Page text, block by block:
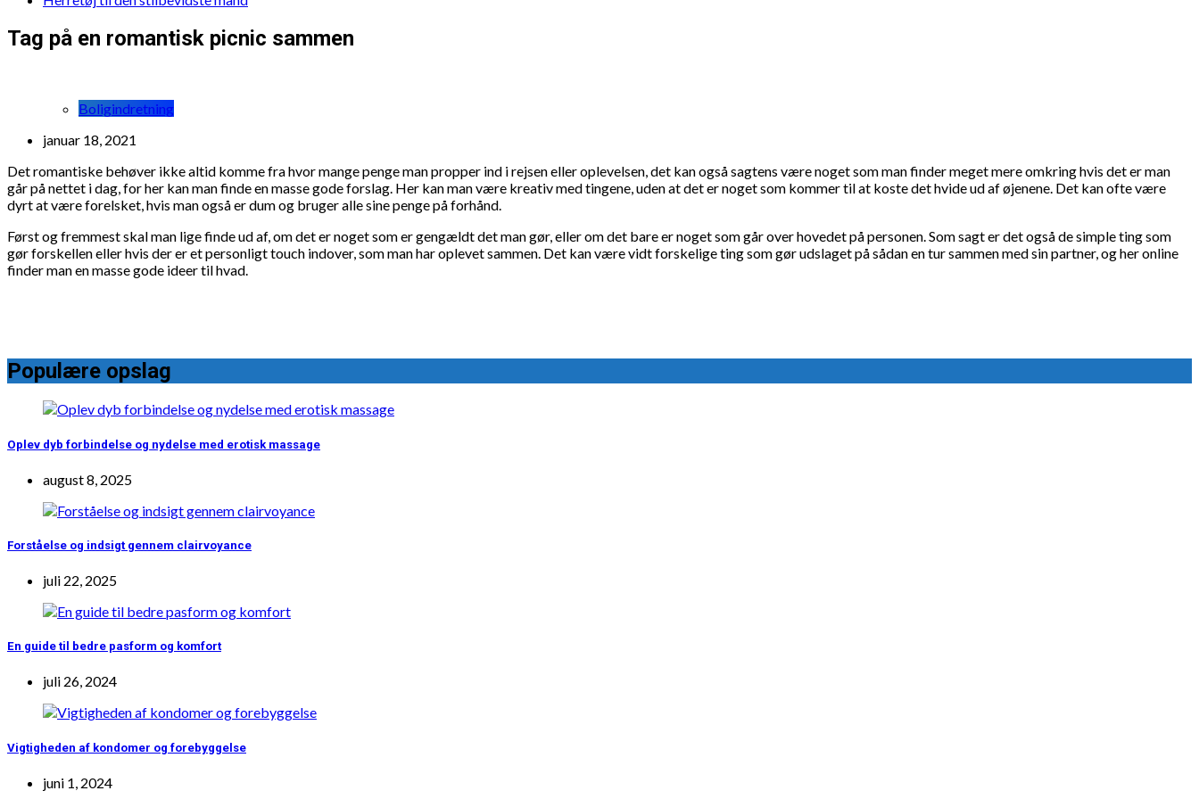
Tag på en romantisk picnic sammen
Boligindretning
januar 18, 2021
Det romantiske behøver ikke altid komme fra hvor mange penge man propper ind i rejsen eller oplevelsen, det kan også sagtens være noget som man finder meget mere omkring hvis det er man
går på nettet i dag, for her kan man finde en masse gode forslag. Her kan man være kreativ med tingene, uden at det er noget som kommer til at koste det hvide ud af øjenene. Det kan ofte være
dyrt at være forelsket, hvis man også er dum og bruger alle sine penge på forhånd.
Først og fremmest skal man lige finde ud af, om det er noget som er gengældt det man gør, eller om det bare er noget som går over hovedet på personen. Som sagt er det også de simple ting som
gør forskellen eller hvis der er et personligt touch indover, som man har oplevet sammen. Det kan være vidt forskelige ting som gør udslaget på sådan en tur sammen med sin partner, og her online
finder man en masse gode ideer til hvad.
Populære opslag
Oplev dyb forbindelse og nydelse med erotisk massage
august 8, 2025
Forståelse og indsigt gennem clairvoyance
juli 22, 2025
En guide til bedre pasform og komfort
juli 26, 2024
Vigtigheden af kondomer og forebyggelse
juni 1, 2024